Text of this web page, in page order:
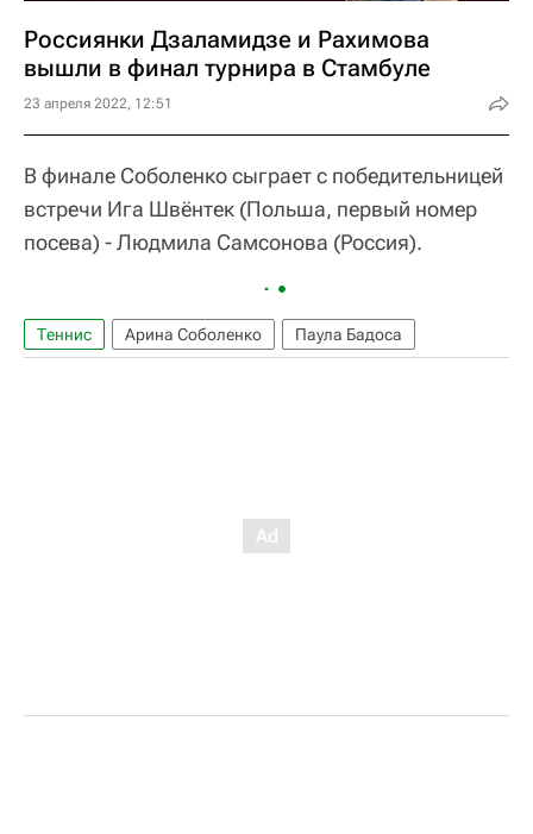
Россиянки Дзаламидзе и Рахимова
вышли в финал турнира в Стамбуле
23 апреля 2022, 12:51
В финале Соболенко сыграет с победительницей
встречи Ига Швёнтек (Польша, первый номер
посева) - Людмила Самсонова (Россия).
Теннис Арина Соболенко Паула Бадоса